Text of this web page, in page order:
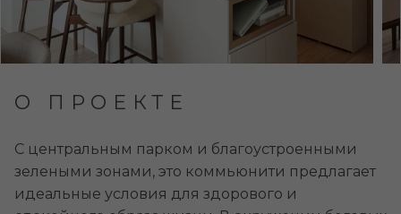
О ПРОЕКТЕ
С центральным парком и благоустроенными
зелеными зонами, это коммьюнити предлагает
идеальные условия для здорового и